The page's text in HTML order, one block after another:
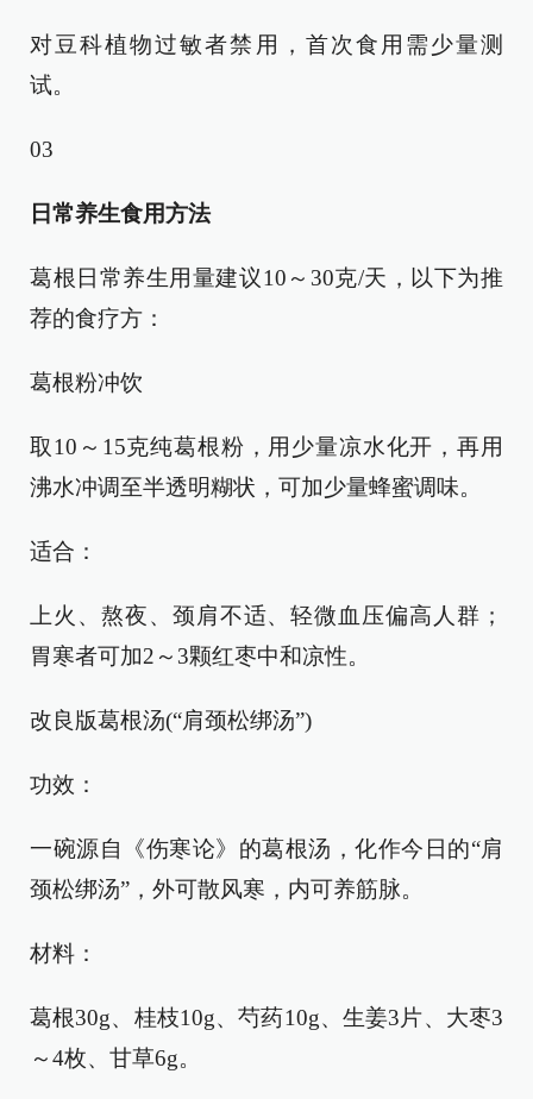
对豆科植物过敏者禁用，首次食用需少量测
试。
03
日常养生食用方法
葛根日常养生用量建议10～30克/天，以下为推
荐的食疗方：
葛根粉冲饮
取10～15克纯葛根粉，用少量凉水化开，再用
沸水冲调至半透明糊状，可加少量蜂蜜调味。
适合：
上火、熬夜、颈肩不适、轻微血压偏高人群；
胃寒者可加2～3颗红枣中和凉性。
改良版葛根汤(“肩颈松绑汤”)
功效：
一碗源自《伤寒论》的葛根汤，化作今日的“肩
颈松绑汤”，外可散风寒，内可养筋脉。
材料：
葛根30g、桂枝10g、芍药10g、生姜3片、大枣3
～4枚、甘草6g。